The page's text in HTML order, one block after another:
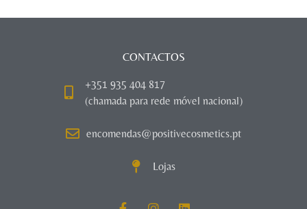
CONTACTOS
+351 935 404 817
(chamada para rede móvel nacional)
encomendas@positivecosmetics.pt
Lojas